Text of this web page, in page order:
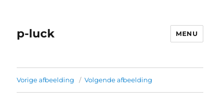
p-luck MENU
Vorige afbeelding Volgende afbeelding